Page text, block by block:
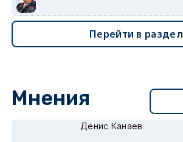
Перейти в раздел
Мнения
Денис Канаев